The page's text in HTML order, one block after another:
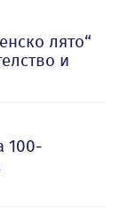
лято“
и
100-